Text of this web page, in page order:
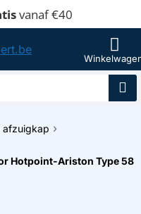
vanaf €40
afzuigkap
Hotpoint-Ariston Type 58